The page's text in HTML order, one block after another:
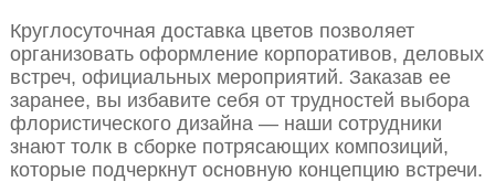
Круглосуточная доставка цветов позволяет
организовать оформление корпоративов, деловых
встреч, официальных мероприятий. Заказав ее
заранее, вы избавите себя от трудностей выбора
флористического дизайна — наши сотрудники
знают толк в сборке потрясающих композиций,
которые подчеркнут основную концепцию встречи.